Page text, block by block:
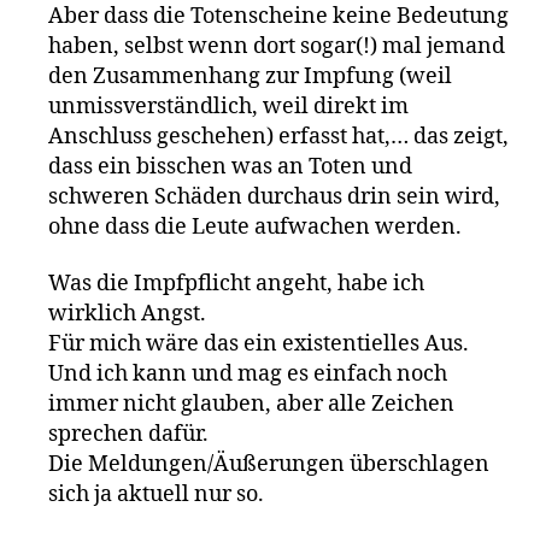
Aber dass die Totenscheine keine Bedeutung
haben, selbst wenn dort sogar(!) mal jemand
den Zusammenhang zur Impfung (weil
unmissverständlich, weil direkt im
Anschluss geschehen) erfasst hat,… das zeigt,
dass ein bisschen was an Toten und
schweren Schäden durchaus drin sein wird,
ohne dass die Leute aufwachen werden.
Was die Impfpflicht angeht, habe ich
wirklich Angst.
Für mich wäre das ein existentielles Aus.
Und ich kann und mag es einfach noch
immer nicht glauben, aber alle Zeichen
sprechen dafür.
Die Meldungen/Äußerungen überschlagen
sich ja aktuell nur so.